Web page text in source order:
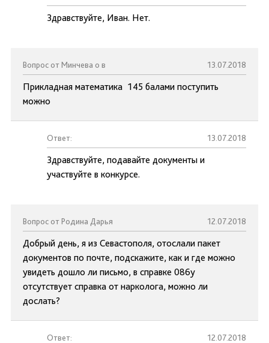
Здравствуйте, Иван. Нет.
Вопрос от Минчева о в 13.07.2018
Прикладная математика 145 балами поступить
можно
Ответ: 13.07.2018
Здравствуйте, подавайте документы и
участвуйте в конкурсе.
Вопрос от Родина Дарья 12.07.2018
Добрый день, я из Севастополя, отослали пакет
документов по почте, подскажите, как и где можно
увидеть дошло ли письмо, в справке 086у
отсутствует справка от нарколога, можно ли
дослать?
Ответ: 12.07.2018